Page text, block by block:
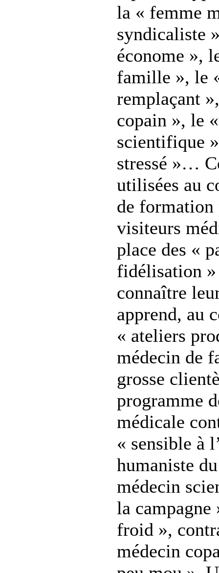
la « femme
syndicaliste
économe »,
famille », le
remplaçant
copain », le
scientifique
stressé »…
utilisées au
de formation
visiteurs
place des «
fidélisation
connaître
apprend, au
« ateliers
médecin de
grosse
programme
médicale
« sensible à
humaniste
médecin
la campagne
froid »,
médecin